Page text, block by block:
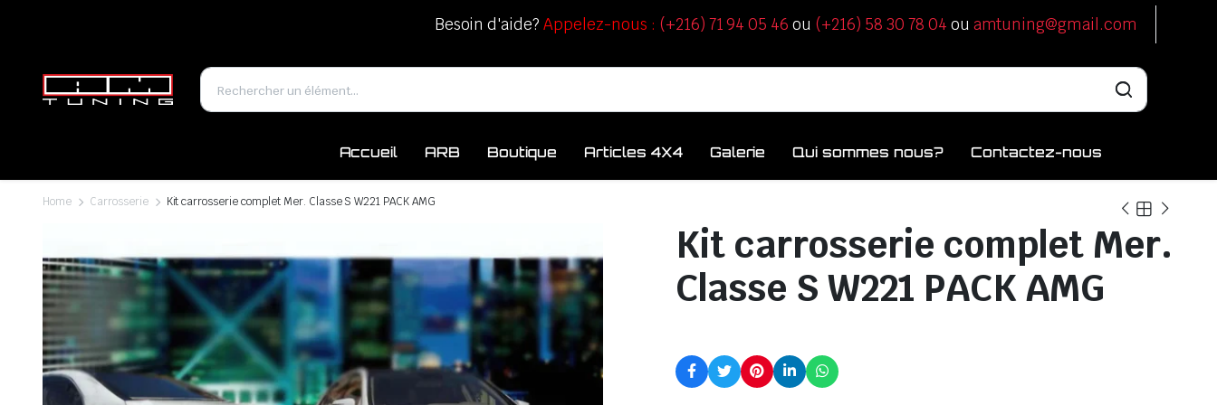
Besoin d'aide?Appelez-nous : (+216) 71 94 05 46 ou (+216) 58 30 78 04 ou amtuning@gmail.com
Accueil ARB Boutique Articles 4X4 Galerie Qui sommes nous? Contactez-nous
Home Carrosserie Kit carrosserie complet Mer. Classe S W221 PACK AMG
Kit carrosserie complet Mer.
Classe S W221 PACK AMG